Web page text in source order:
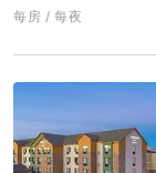
每房 / 每夜